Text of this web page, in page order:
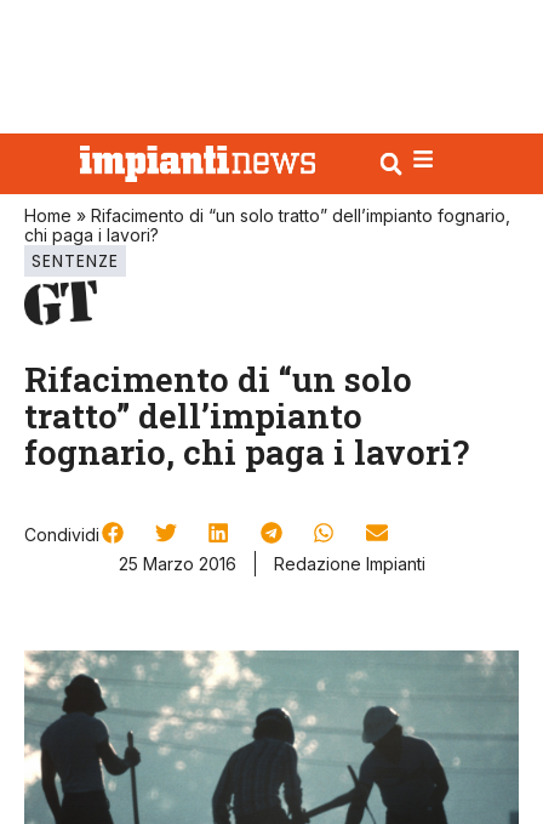
Home » Rifacimento di “un solo tratto” dell’impianto fognario,
chi paga i lavori?
SENTENZE
Rifacimento di “un solo
tratto” dell’impianto
fognario, chi paga i lavori?
Condividi
25 Marzo 2016
Redazione Impianti